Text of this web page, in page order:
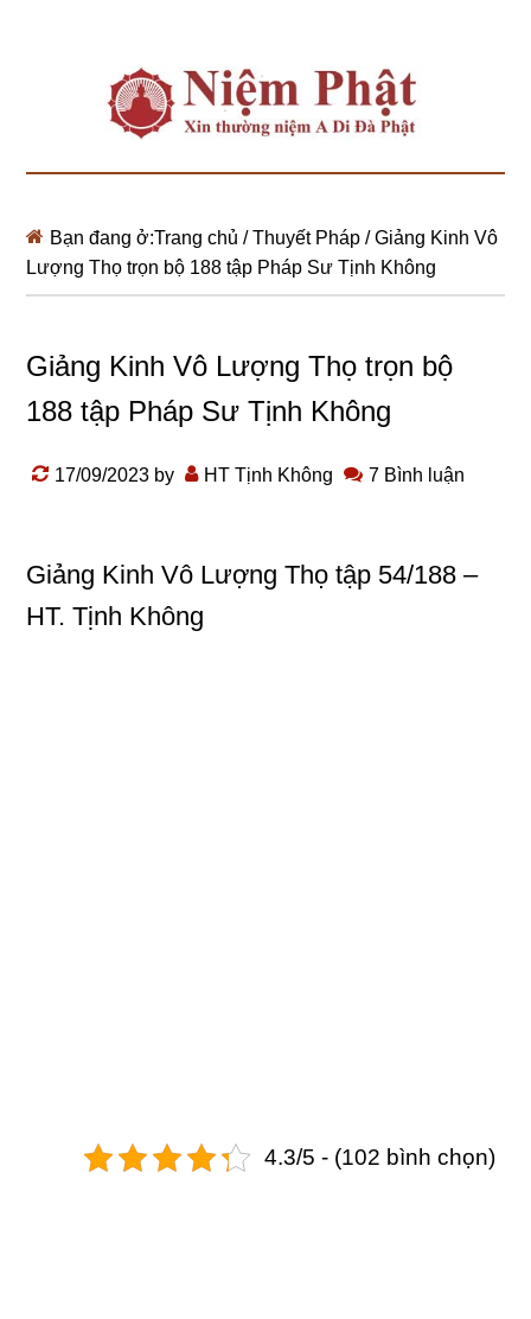
Bạn đang ở:Trang chủ / Thuyết Pháp /Giảng Kinh Vô
Lượng Thọ trọn bộ 188 tập Pháp Sư Tịnh Không
Giảng Kinh Vô Lượng Thọ trọn bộ
188 tập Pháp Sư Tịnh Không
17/09/2023 by HT Tịnh Không 7 Bình luận
Giảng Kinh Vô Lượng Thọ tập 54/188 –
HT. Tịnh Không
4.3/5 - (102 bình chọn)